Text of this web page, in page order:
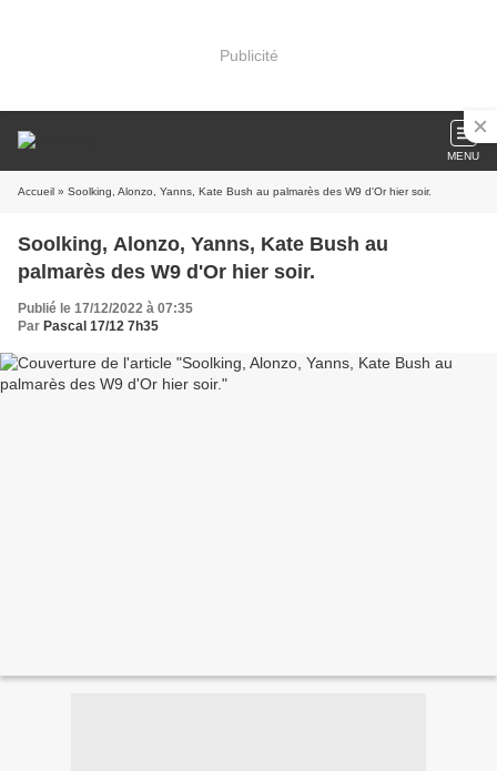
Publicité
MENU
Accueil » Soolking, Alonzo, Yanns, Kate Bush au palmarès des W9 d'Or hier soir.
Soolking, Alonzo, Yanns, Kate Bush au
palmarès des W9 d'Or hier soir.
Publié le 17/12/2022 à 07:35
Par Pascal 17/12 7h35